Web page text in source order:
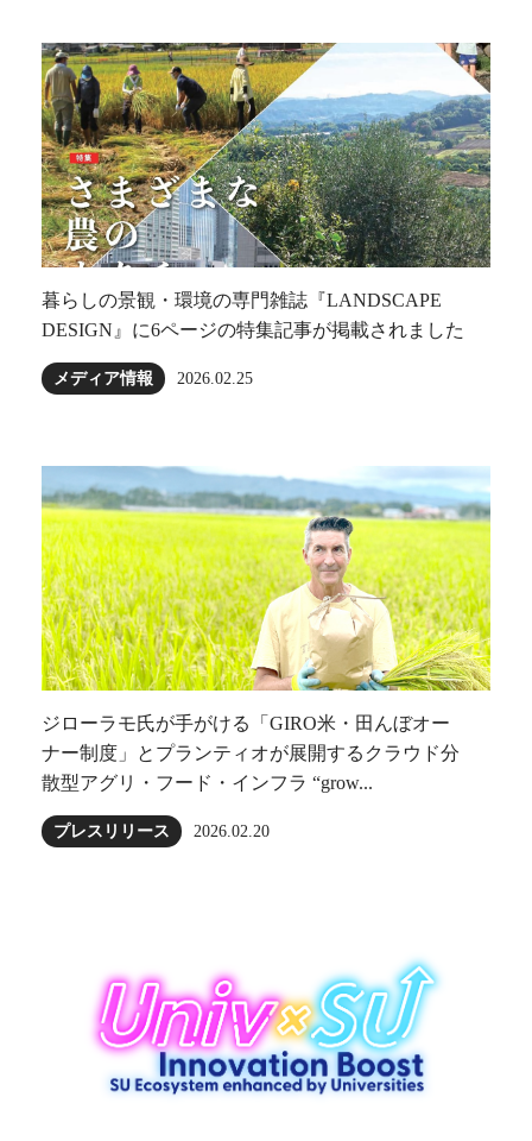
暮らしの景観・環境の専門雑誌『LANDSCAPE
DESIGN』に6ページの特集記事が掲載されました
メディア情報 2026.02.25
ジローラモ⽒が⼿がける「GIRO⽶・田んぼオー
ナー制度」とプランティオが展開するクラウド分
散型アグリ・フード・インフラ “grow...
プレスリリース 2026.02.20